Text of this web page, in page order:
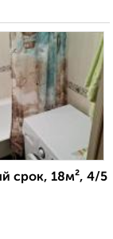
срок, 18м², 4/5